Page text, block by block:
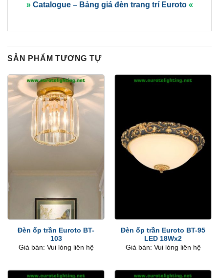
» Catalogue – Bảng giá đèn trang trí Euroto «
SẢN PHẨM TƯƠNG TỰ
Đèn ốp trần Euroto BT-
103
Giá bán: Vui lòng liên hệ
Đèn ốp trần Euroto BT-95
LED 18Wx2
Giá bán: Vui lòng liên hệ